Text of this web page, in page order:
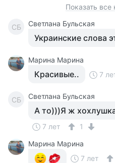
Показать
СБ Светлана Бульская
Украинские слова
Марина Марина
Красивые.. 7
СБ Светлана Бульская
А то)))Я ж
7 лет
1
Марина Марина
7 лет